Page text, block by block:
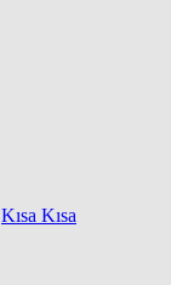
Kısa Kısa